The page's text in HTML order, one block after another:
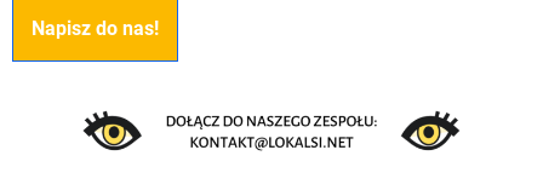
Napisz do nas!